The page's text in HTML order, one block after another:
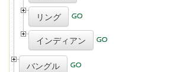
リング
インディアン
バングル